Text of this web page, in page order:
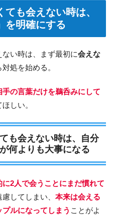
も会えない時は、
を明確にする
い時は、まず最初に会えな
処を始める。
の言葉だけを鵜呑みにして
しい。
も会えない時は、自分
何よりも大事になる
2人で会うことにまだ慣れて
してしまい、 本来は会える
ルになってしまう ことがよ